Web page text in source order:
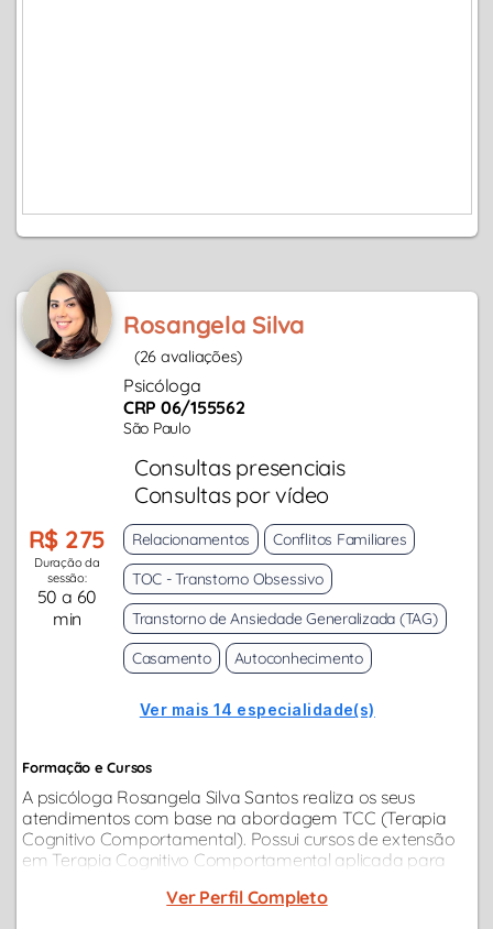
Rosangela Silva
(26 avaliações)
Psicóloga
CRP 06/155562
São Paulo
Consultas presenciais
Consultas por vídeo
R$ 275
Duração da
sessão:
50 a 60
min
Relacionamentos
Conflitos Familiares
TOC - Transtorno Obsessivo
Transtorno de Ansiedade Generalizada (TAG)
Casamento
Autoconhecimento
Ver mais 14 especialidade(s)
Formação e Cursos
A psicóloga Rosangela Silva Santos realiza os seus
atendimentos com base na abordagem TCC (Terapia
Cognitivo Comportamental). Possui cursos de extensão
em Terapia Cognitivo Comportamental aplicada para
Educação Permanente da Faculdade de...
Ver Perfil Completo